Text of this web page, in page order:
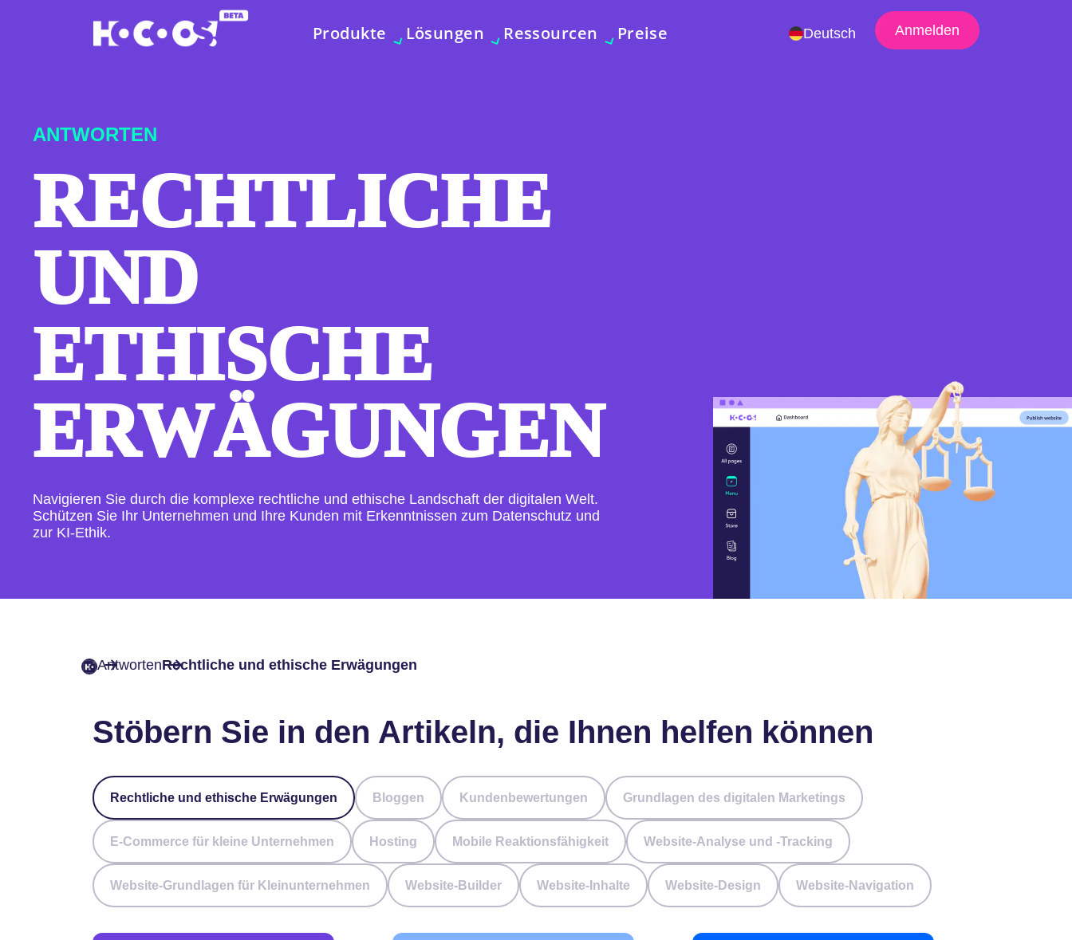
Produkte Lösungen Ressourcen Preise Deutsch Anmelden
ANTWORTEN
RECHTLICHE
UND
ETHISCHE
ERWÄGUNGEN
Navigieren Sie durch die komplexe rechtliche und ethische Landschaft der digitalen Welt.
Schützen Sie Ihr Unternehmen und Ihre Kunden mit Erkenntnissen zum Datenschutz und
zur KI-Ethik.
AntwortenRechtliche und ethische Erwägungen
Stöbern Sie in den Artikeln, die Ihnen helfen können
Rechtliche und ethische Erwägungen Bloggen Kundenbewertungen Grundlagen des digitalen Marketings
E-Commerce für kleine Unternehmen Hosting Mobile Reaktionsfähigkeit Website-Analyse und -Tracking
Website-Grundlagen für Kleinunternehmen Website-Builder Website-Inhalte Website-Design Website-Navigation